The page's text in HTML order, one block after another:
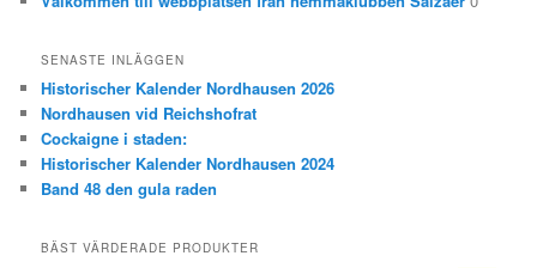
SENASTE INLÄGGEN
Historischer Kalender Nordhausen 2026
Nordhausen vid Reichshofrat
Cockaigne i staden:
Historischer Kalender Nordhausen 2024
Band 48 den gula raden
BÄST VÄRDERADE PRODUKTER